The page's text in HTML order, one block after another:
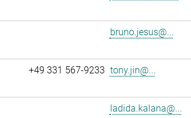
bruno.jesus@...
+49 331 567-9233 tony.jin@...
ladida.kalana@...